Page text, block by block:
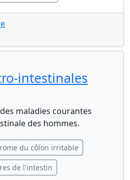
intestinales
maladies courantes
des hommes.
du côlon irritable
de l'intestin